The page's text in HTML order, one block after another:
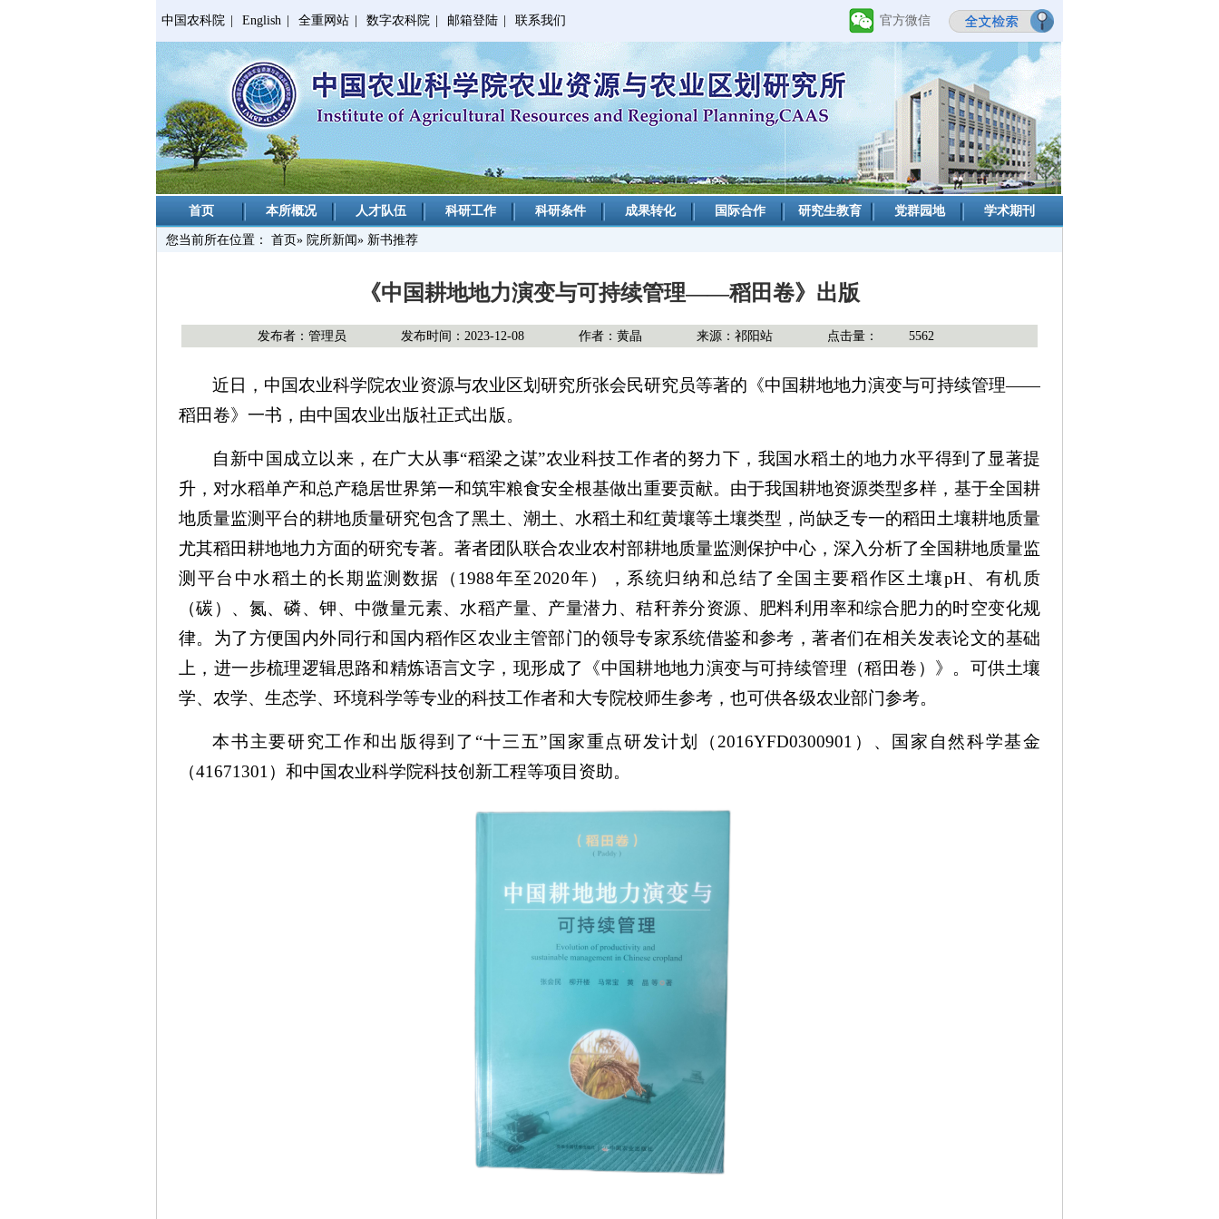
中国农科院 English 全重网站 数字农科院 邮箱登陆 联系我们 官方微信
首页 本所概况 人才队伍 科研工作 科研条件 成果转化 国际合作 研究生教育 党群园地 学术期刊
您当前所在位置： 首页» 院所新闻» 新书推荐
《中国耕地地力演变与可持续管理——稻田卷》出版
发布者：管理员 发布时间：2023-12-08 作者：黄晶 来源：祁阳站 点击量： 5562
近日，中国农业科学院农业资源与农业区划研究所张会民研究员等著的《中国耕地地力演变与可持续管理——
稻田卷》一书，由中国农业出版社正式出版。
自新中国成立以来，在广大从事“稻梁之谋”农业科技工作者的努力下，我国水稻土的地力水平得到了显著提
升，对水稻单产和总产稳居世界第一和筑牢粮食安全根基做出重要贡献。由于我国耕地资源类型多样，基于全国耕
地质量监测平台的耕地质量研究包含了黑土、潮土、水稻土和红黄壤等土壤类型，尚缺乏专一的稻田土壤耕地质量
尤其稻田耕地地力方面的研究专著。著者团队联合农业农村部耕地质量监测保护中心，深入分析了全国耕地质量监
测平台中水稻土的长期监测数据（1988年至2020年），系统归纳和总结了全国主要稻作区土壤pH、有机质
（碳）、氮、磷、钾、中微量元素、水稻产量、产量潜力、秸秆养分资源、肥料利用率和综合肥力的时空变化规
律。为了方便国内外同行和国内稻作区农业主管部门的领导专家系统借鉴和参考，著者们在相关发表论文的基础
上，进一步梳理逻辑思路和精炼语言文字，现形成了《中国耕地地力演变与可持续管理（稻田卷）》。可供土壤
学、农学、生态学、环境科学等专业的科技工作者和大专院校师生参考，也可供各级农业部门参考。
本书主要研究工作和出版得到了“十三五”国家重点研发计划（2016YFD0300901）、国家自然科学基金
（41671301）和中国农业科学院科技创新工程等项目资助。